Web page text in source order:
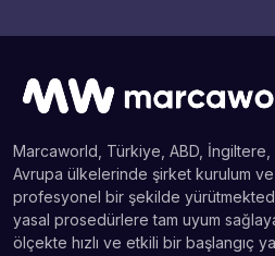
Marcaworld, Türkiye, ABD,
Avrupa ülkelerinde şirket kurulum
profesyonel bir şekilde
yasal prosedürlere tam uyum
ölçekte hızlı ve etkili bir başlangıç